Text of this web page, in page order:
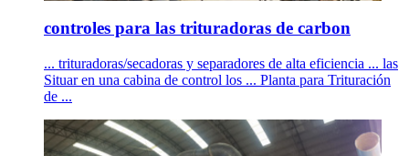
controles para las trituradoras de carbon
... trituradoras/secadoras y separadores de alta eficiencia ... las
Situar en una cabina de control los ... Planta para Trituración
de ...